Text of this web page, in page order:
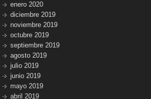
enero 2020
diciembre 2019
noviembre 2019
octubre 2019
septiembre 2019
agosto 2019
julio 2019
junio 2019
mayo 2019
abril 2019